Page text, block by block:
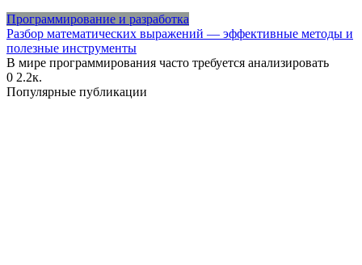
Программирование и разработка
Разбор математических выражений — эффективные методы и
полезные инструменты
В мире программирования часто требуется анализировать
0 2.2к.
Популярные публикации